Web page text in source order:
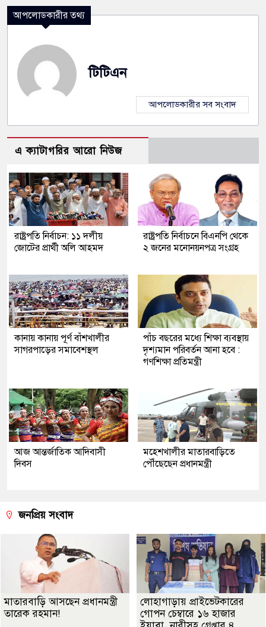
আপলোডকারীর তথ্য
টিটিএন
আপলোডকারীর সব সংবাদ
এ ক্যাটাগরির আরো নিউজ
রাষ্ট্রপতি নির্বাচন: ১১ দলীয়
জোটের প্রার্থী অলি আহমদ
রাষ্ট্রপতি নির্বাচনে বিএনপি থেকে
২ জনের মনোনয়নপত্র সংগ্রহ
কানায় কানায় পূর্ণ বাঁশখালীর
সাগরপাড়ের সমাবেশস্থল
পাঁচ বছরের মধ্যে শিক্ষা ব্যবস্থায়
দৃশ্যমান পরিবর্তন আনা হবে :
গণশিক্ষা প্রতিমন্ত্রী
আজ আন্তর্জাতিক আদিবাসী
দিবস
মহেশখালীর মাতারবাড়িতে
পৌঁছেছেন প্রধানমন্ত্রী
জনপ্রিয় সংবাদ
মাতারবাড়ি আসছেন প্রধানমন্ত্রী
তারেক রহমান!
লোহাগাড়ায় প্রাইভেটকারের
গোপন চেম্বারে ১৬ হাজার